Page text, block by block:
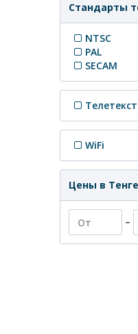
Стандарты
NTSC
PAL
SECAM
Телетекст
WiFi
Цены в Тенге
–